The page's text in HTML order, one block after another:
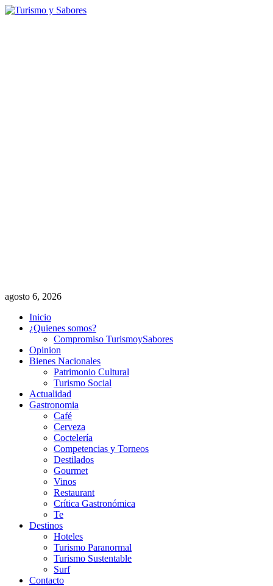
agosto 6, 2026
Inicio
¿Quienes somos?
Compromiso TurismoySabores
Opinion
Bienes Nacionales
Patrimonio Cultural
Turismo Social
Actualidad
Gastronomia
Café
Cerveza
Coctelería
Competencias y Torneos
Destilados
Gourmet
Vinos
Restaurant
Crítica Gastronómica
Te
Destinos
Hoteles
Turismo Paranormal
Turismo Sustentable
Surf
Contacto